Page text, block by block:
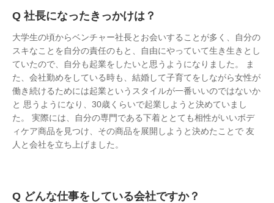
社長になったきっかけは？
大学生の頃からベンチャー社長とお会いすることが多く、自分の
スキなことを自分の責任のもと、自由にやっていて生き生きとし
ていたので、自分も起業をしたいと思うようになりました。 ま
た、会社勤めをしている時も、結婚して子育てをしながら女性が
働き続けるためには起業というスタイルが一番いいのではないか
と 思うようになり、30歳くらいで起業しようと決めていまし
た。 実際には、自分の専門である下着ととても相性がいいボデ
ィケア商品を見つけ、その商品を展開しようと決めたことで 友
人と会社を立ち上げました。
どんな仕事をしている会社ですか？